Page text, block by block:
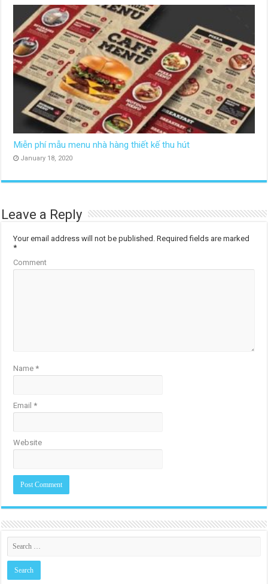
Miễn phí mẫu menu nhà hàng thiết kế thu hút
January 18, 2020
Leave a Reply
Your email address will not be published. Required fields are marked
*
Comment
Name*
Email*
Website